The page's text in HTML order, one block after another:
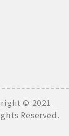
© 2021
Reserved.